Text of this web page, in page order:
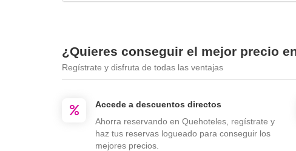
¿Quieres conseguir el mejor precio
Regístrate y disfruta de todas las ventajas
Accede a descuentos directos
Ahorra reservando en Quehoteles, regístrate y
haz tus reservas logueado para conseguir los
mejores precios.